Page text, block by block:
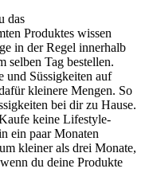
das
Produktes wissen
in der Regel innerhalb
selben Tag bestellen.
und Süssigkeiten auf
kleinere Mengen. So
bei dir zu Hause.
keine Lifestyle-
ein paar Monaten
kleiner als drei Monate,
du deine Produkte